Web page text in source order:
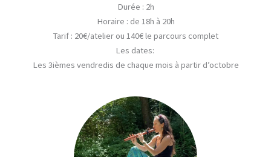
Durée : 2h
Horaire : de 18h à 20h
Tarif: 20€/atelier ou 140€ le parcours complet
Les dates:
Les 3ièmes vendredis de chaque mois à partir d’octobre